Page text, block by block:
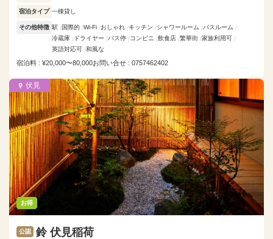
宿泊タイプ 一棟貸し
その他特徴 駅 国際的 Wi-Fi おしゃれ キッチン シャワールーム
バスルーム
冷蔵庫
ドライヤー バス停 コンビニ 飲食店 繁華街 家族利用可
英語対応可 和風な
宿泊料 : ¥20,000〜80,000お問い合せ : 0757462402
公認 鈴 伏見稲荷
伏見
お得